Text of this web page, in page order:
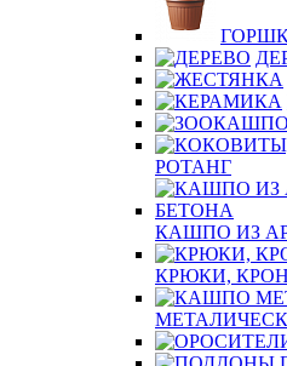
РОТАНГ
КАШПО ИЗ
КРЮКИ,